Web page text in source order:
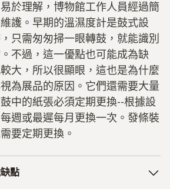
於理解，博物館工作人員經過簡
護。早期的溫濕度計是鼓式設
只需匆匆掃一眼轉鼓，就能識別
不過，這一優點也可能成為缺
大，所以很顯眼，這也是為什麼
為展品的原因。它們還需要大量
中的紙張必須定期更換--根據設
週或最遲每月更換一次。發條裝
要定期更換。
點